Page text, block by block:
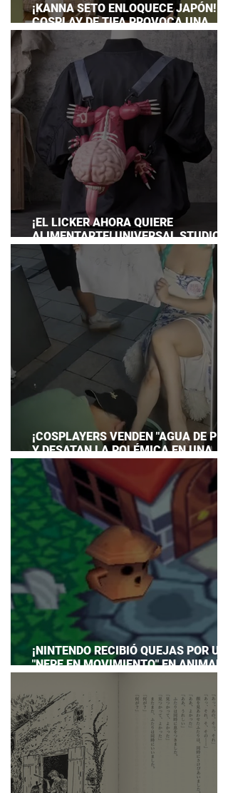
¡KANNA SETO ENLOQUECE JAPÓN! SU
COSPLAY DE TIFA PROVOCA UNA
LOCURA ENTRE CIENTOS DE FANS
¡EL LICKER AHORA QUIERE
ALIMENTARTE! UNIVERSAL STUDIOS
JAPAN PRESENTA SU TERRORÍFICA
COLECCIÓN DE RESIDENT EVIL
¡COSPLAYERS VENDEN "AGUA DE
Y DESATAN LA POLÉMICA EN UNA
CONVENCIÓN DE ANIME!
¡NINTENDO RECIBIÓ QUEJAS POR UN
"NEPE EN MOVIMIENTO" EN ANIMAL
PREPARAR UNA RESPUESTA OFICIAL!